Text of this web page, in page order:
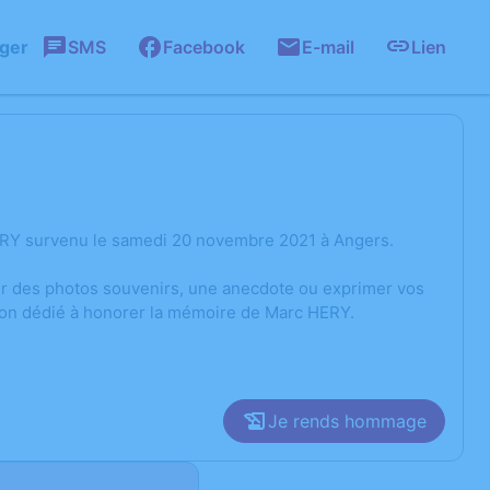
SMS Facebook E-mail Lien
survenu le samedi 20 novembre 2021 à Angers.
photos souvenirs, une anecdote ou exprimer vos
dédié à honorer la mémoire de Marc HERY.
Je rends hommage